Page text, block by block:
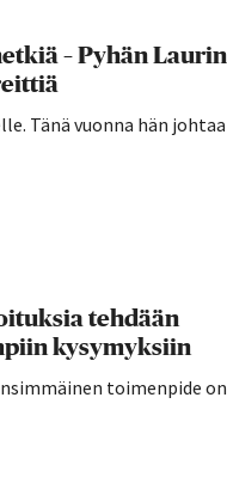
– Pyhän Laurin
Tänä vuonna hän johtaa
tehdään
kysymyksiin
toimenpide